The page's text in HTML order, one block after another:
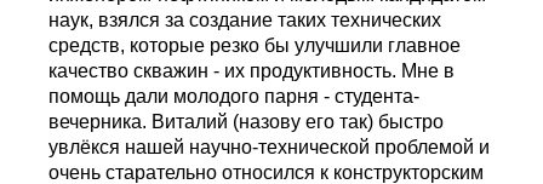
наук, взялся за создание таких технических
средств, которые резко бы улучшили главное
качество скважин - их продуктивность. Мне в
помощь дали молодого парня - студента-
вечерника. Виталий (назову его так) быстро
увлёкся нашей научно-технической проблемой и
очень старательно oтносился к конструкторским